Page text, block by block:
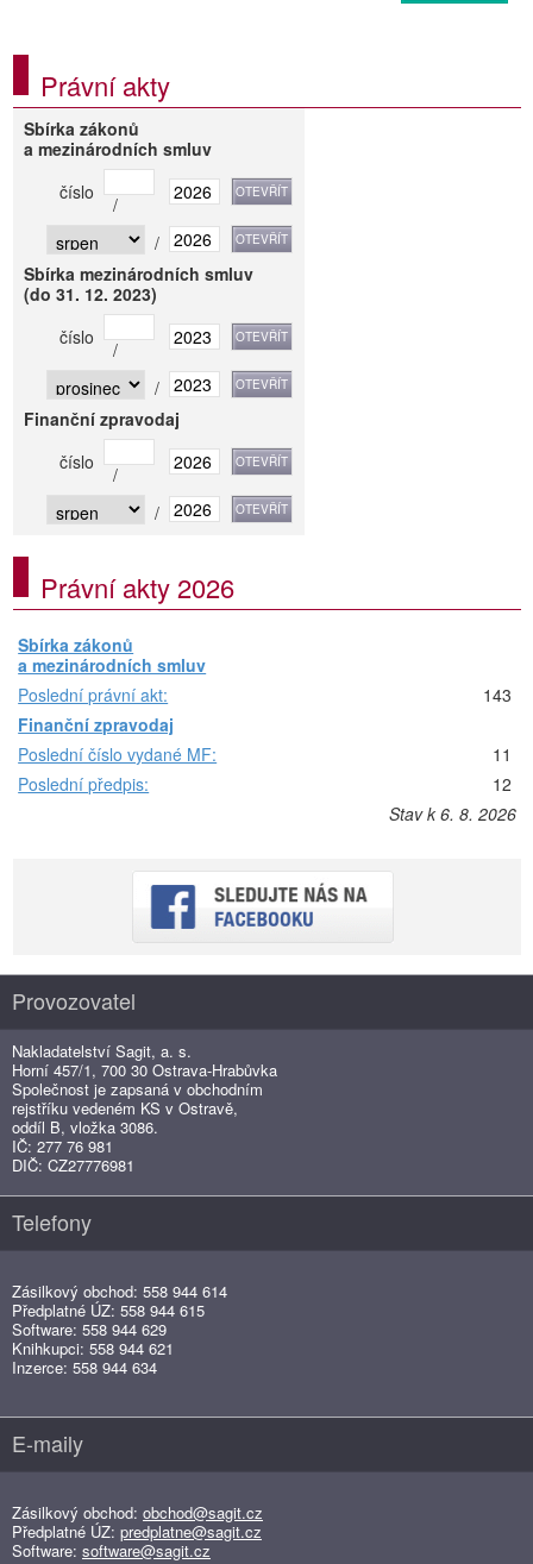
Právní akty
Sbírka zákonů
a mezinárodních smluv
číslo
/
/
Sbírka mezinárodních smluv
(do 31. 12. 2023)
číslo
/
/
Finanční zpravodaj
číslo
/
/
Právní akty 2026
Sbírka zákonů
a mezinárodních smluv
Poslední právní akt:
143
Finanční zpravodaj
Poslední číslo vydané MF:
11
Poslední předpis:
12
Stav k 6. 8. 2026
Provozovatel
Nakladatelství Sagit, a. s.
Horní 457/1, 700 30 Ostrava-Hrabůvka
Společnost je zapsaná v obchodním
rejstříku vedeném KS v Ostravě,
oddíl B, vložka 3086.
IČ: 277 76 981
DIČ: CZ27776981
Telefony
Zásilkový obchod: 558 944 614
Předplatné ÚZ: 558 944 615
Software: 558 944 629
Knihkupci: 558 944 621
Inzerce: 558 944 634
E-maily
Zásilkový obchod: obchod@sagit.cz
Předplatné ÚZ: predplatne@sagit.cz
Software: software@sagit.cz